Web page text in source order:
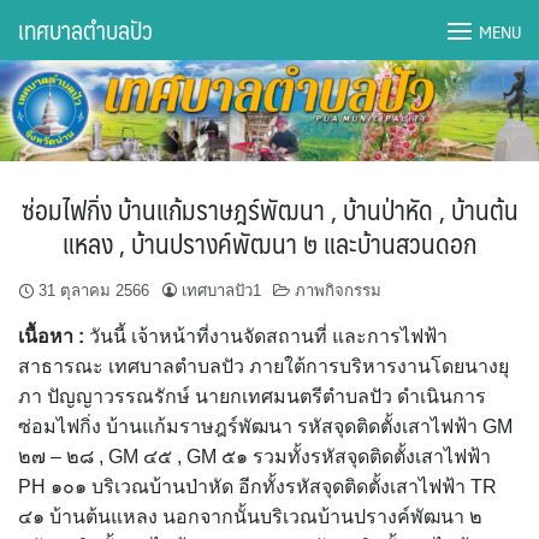
content
DWQA Ask Question
DWQA Questions
กองการศึกษา
กองคลัง
กองช่าง
กองยุทธศาสตร์และงบประมาณ
กองสาธารณสุขฯ
การเปิดเผยข้อมูลข่าวสารปี 2566 integrity transparency
เทศบาลตำบลปัว MENU
ซ่อมไฟกิ่ง บ้านแก้มราษฎร์พัฒนา , บ้านป่าหัด , บ้านต้น
แหลง , บ้านปรางค์พัฒนา ๒ และบ้านสวนดอก
31 ตุลาคม 2566 เทศบาลปัว1 ภาพกิจกรรม
เนื้อหา : วันนี้ เจ้าหน้าที่งานจัดสถานที่ และการไฟฟ้า
สาธารณะ เทศบาลตำบลปัว ภายใต้การบริหารงานโดยนางยุ
ภา ปัญญาวรรณรักษ์ นายกเทศมนตรีตำบลปัว ดำเนินการ
ซ่อมไฟกิ่ง บ้านแก้มราษฎร์พัฒนา รหัสจุดติดตั้งเสาไฟฟ้า GM
๒๗ – ๒๘ , GM ๔๕ , GM ๕๑ รวมทั้งรหัสจุดติดตั้งเสาไฟฟ้า
PH ๑๐๑ บริเวณบ้านป่าหัด อีกทั้งรหัสจุดติดตั้งเสาไฟฟ้า TR
๔๑ บ้านต้นแหลง นอกจากนั้นบริเวณบ้านปรางค์พัฒนา ๒